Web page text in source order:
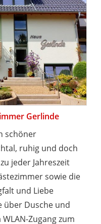
Gerlinde
schöner
ruhig und doch
jeder Jahreszeit
sowie die
und Liebe
über Dusche und
Zugang zum